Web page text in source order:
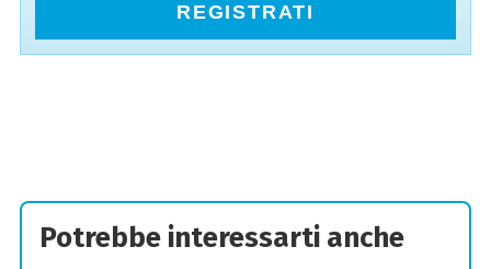
REGISTRATI
Potrebbe interessarti anche